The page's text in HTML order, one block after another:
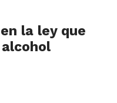
la ley que